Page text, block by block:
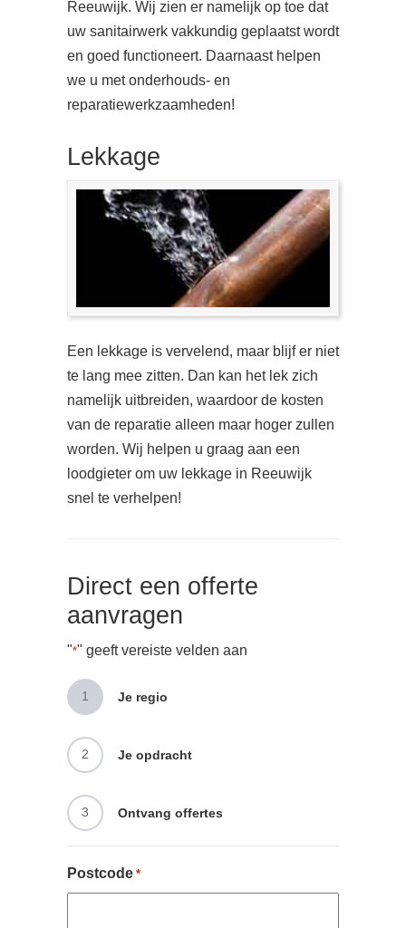
Reeuwijk. Wij zien er namelijk op toe dat
uw sanitairwerk vakkundig geplaatst wordt
en goed functioneert. Daarnaast helpen
we u met onderhouds- en
reparatiewerkzaamheden!
Lekkage
Een lekkage is vervelend, maar blijf er niet
te lang mee zitten. Dan kan het lek zich
namelijk uitbreiden, waardoor de kosten
van de reparatie alleen maar hoger zullen
worden. Wij helpen u graag aan een
loodgieter om uw lekkage in Reeuwijk
snel te verhelpen!
Direct een offerte
aanvragen
"*" geeft vereiste velden aan
1 Je regio
2 Je opdracht
3 Ontvang offertes
Postcode *